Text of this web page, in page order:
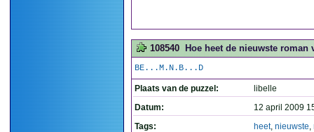
108540 Hoe heet de nieuwste roman
BE...M.N.B...D
Plaats van de puzzel:
libelle
Datum:
12 april 2009
Tags:
heet, nieuwste,